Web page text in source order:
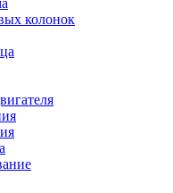
колонок